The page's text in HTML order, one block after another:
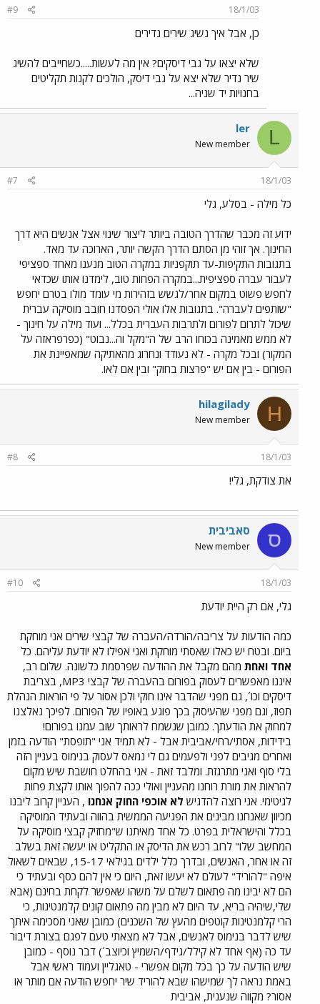
18/1/03
#9
כן, אבל איך נשיג שירים נדירים
שלא יצאו על גבי דיסקים? אין מה לעשות.....כשחייבים להשיג
שיר נדיר שלא יצא על גבי דיסק, הולכים לקנות תקליטים
בחנויות יד שניה...
L
ler
New member
18/1/03
#7
כל מילה - בסלע, גלי
ידוע זה מכבר שהדרך הטובה ביותר ליצור שינוי אצל אנשים היא דרך
החינוך. אך זוהי מן הסתם הדרך הקשה יותר, הארוכה עד מאד.
בתגובות התקיפות-עד תוקפניות במקרה הטוב מנענו מאחד ספציפי
לעבור עברה ספציפית...במקרה הפחות טוב, לימדנו אותו שכדאי
לחפש פשוט במקום אחר/לגשש בזהירות מי עומד מולו בטרם יחפש
"שותפים לעברה". בתגובות אלו אולי הפסדנו חובב מוסיקה עברית
שיכול לתרום לפורום ולתרבות העברית בכלל... ועוד מילה על חינוך -
לא ממש מאמינה בכוחו הרב של ה"מקל וה...נבוט" (כפרפראזה על
המקור) ובכל מקרה - לא נעודד ונחרוג מהאתיקה שמאפיינת את
הפורום - בין אם יש "פרצות בחוק" ובין אם לאו.
H
hilagilady
New member
18/1/03
#8
את צודקת, גלי!
ס סאביבית
New member
18/1/03
#10
גלי, אם רק היית יודעת
כמה הודעות על צריבה/הורדה/העברה של קבצי שירים אני מוחקת
ביום. ובטח יש כאלו שאסתי מוחקת ואני אפילו לא יודעת עליהם. כל
אחד ואחת מהם מקבל את ההודעה שפרסמת כלשונה. שלום רב,
איננו מאפשרים לעסוק בפורום בהעברה של קבצי MP3, בצריבת
דיסקים וכו´, גם מפני שהדבר אינו חוקי ולכן אסור על פי הוראות הנהלת
תפוז, וגם מפני שהעיסוק בכך פוגע באופיו של הפורום. לפיכך נאלצנו
למחוק את הודעתך. כמובן שנשמח לראותך שוב עמנו בפורום!
בידידות, אסתי/רחי/אביבית אבל - לא תמיד אני "תופסת" הודעה בזמן
ואחרים מגיבים לפני ולפעמים גם לי נמאס לעסוק בנימוס בעניין הזה
בלי סוף ואני מתרגזת. ומלבד זאת - אני בהחלט חושבת שיש מקום
להראות את מורת רוחנו מהעניין ואולי ככה להפוך אותו לקצת פחות
לגיטימי. אני רוצה להדגיש לא אוכפי החוק אנחנו , העניין קרוב ליבנו
מכיוון שאנחנו מבינים את הפגיעה הממשית בהווה ובעתיד המוסיקה
בכלל והישראלית בפרט. כל אחד מאיתנו ש"מחזיק קבצי מוסיקה על
המחשב שלו" לרוב רכש את הדיסק או התקליט או יעשה זאת בשלב
זה או אחר, האנשים, ובדרך כלל ילדים בגילאי 15-17, שבאים לשאול
איפה "להוריד" לעולם לא יעשו זאת, היום כי אין להם כסף ובעתיד כי
הם לא יבינו מה פתאום לשלם על משהו שאפשר לקחת בחינם (אבא
שלי,שיהיה בריא, עד היום לא מבין מה פתאום קונים קלמנטינות, כי
הרי קלמנטינות קוטפים מהעץ של השכנים) כמובן שאני מסכימה איתך
שיש לדבר בנימוס לאנשים, אבל לא מצאתי טעם לפגם בצורת דיבור
עד כה (אף אחד לא קילל/גידף/השמיץ וכיוצב´) דבר נוסף - כמובן
שיש הודעה על כך בכל מקום אפשרי - טאגליין ועמוד ראשי אבל
באמת נראה לך שמישהו שבא להוריד שיר יחפש הודעה אם מותר או
אסור? מקווה שנענית, אביבית